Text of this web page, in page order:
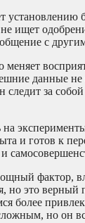
ищет
с
меняет
данные
следит за
на
и готов к
фактор,
но это
более
но он